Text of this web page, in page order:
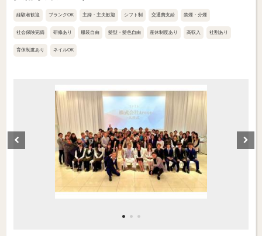
経験者歓迎 ブランクOK 主婦・主夫歓迎 シフト制 交通費支給 禁煙・分煙
社会保険完備 研修あり 服装自由 髪型・髪色自由 産休制度あり 高収入 社割あり
育休制度あり ネイルOK